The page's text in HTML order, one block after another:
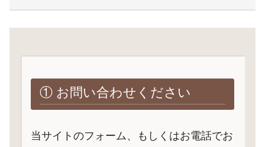
① お問い合わせください
当サイトのフォーム、もしくはお電話でお